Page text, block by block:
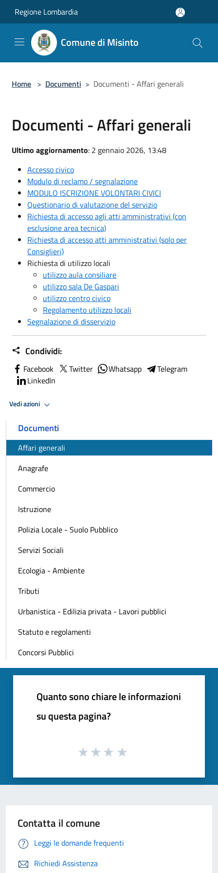
Regione Lombardia
Comune di Misinto
Home > Documenti > Documenti - Affari generali
Documenti - Affari generali
Ultimo aggiornamento: 2 gennaio 2026, 13:48
Accesso civico
Modulo di reclamo / segnalazione
MODULO ISCRIZIONE VOLONTARI CIVICI
Questionario di valutazione del servizio
Richiesta di accesso agli atti amministrativi (con
esclusione area tecnica)
Richiesta di accesso atti amministrativi (solo per
Consiglieri)
Richiesta di utilizzo locali
utilizzo aula consiliare
utilizzo sala De Gaspari
utilizzo centro civico
Regolamento utilizzo locali
Segnalazione di disservizio
Condividi:
Facebook Twitter Whatsapp
Telegram
LinkedIn
Vedi azioni
Documenti
Affari generali
Anagrafe
Commercio
Istruzione
Polizia Locale - Suolo Pubblico
Servizi Sociali
Ecologia - Ambiente
Tributi
Urbanistica - Edilizia privata - Lavori pubblici
Statuto e regolamenti
Concorsi Pubblici
Quanto sono chiare le informazioni
su questa pagina?
Contatta il comune
Leggi le domande frequenti
Richiedi Assistenza